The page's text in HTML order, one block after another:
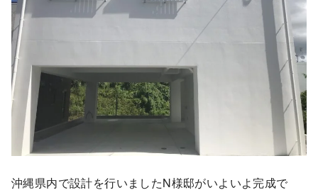
沖縄県内で設計を行いましたN様邸がいよいよ完成で